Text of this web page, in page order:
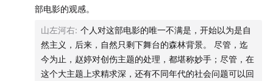
部电影的观感。
山左河右: 个人对这部电影的唯一不满是，开始以为是自
然主义，后来，自然只剩下舞台的森林背景。 尽管，迄
今为止，赵婷对创伤主题的处理，都堪称妙手；尽管，在
这个大主题上求精求深，还有不同年代的社会问题可以回